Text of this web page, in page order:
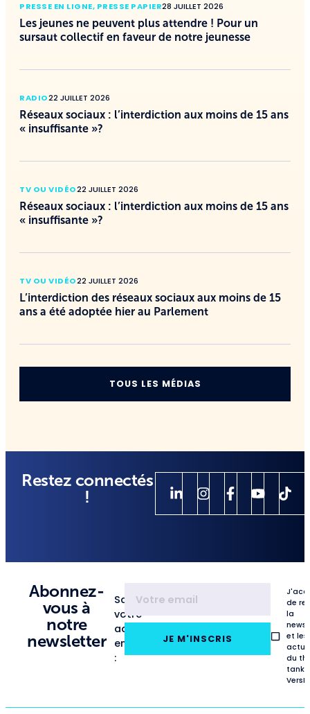
PRESSE EN LIGNE, PRESSE PAPIER28 JUILLET 2026
Les jeunes ne peuvent plus attendre ! Pour un
sursaut collectif en faveur de notre jeunesse
RADIO22 JUILLET 2026
Réseaux sociaux : l’interdiction aux moins de 15 ans
« insuffisante »?
TV OU VIDÉO22 JUILLET 2026
Réseaux sociaux : l’interdiction aux moins de 15 ans
« insuffisante »?
TV OU VIDÉO22 JUILLET 2026
L’interdiction des réseaux sociaux aux moins de 15
ans a été adoptée hier au Parlement
TOUS LES MÉDIAS
Restez connectés
!
Abonnez-
vous à
notre
newsletter
Saisissez
votre
adresse
email
:
JE M'INSCRIS
de
la
et les
du
tank